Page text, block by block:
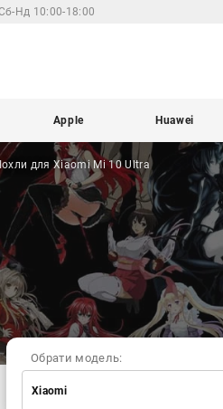
Нд 10:00-18:00
Apple Huawei
для Xiaomi Mi 10 Ultra
Обрати модель:
Xiaomi